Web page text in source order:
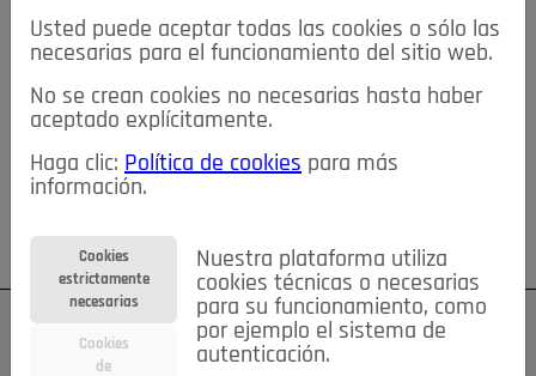
≡NOTICIAS
NOTICIAS SERVICIOS DE INTERÉS
TABLÓN DE ANUNCIOS MIS ANUNCIOS CONTACTO
NOSOTROS
Su cuenta Regístrese ¿Olvidó su contraseña?
Usted puede aceptar todas las cookies o sólo las
necesarias para el funcionamiento del sitio web.
No se crean cookies no necesarias hasta haber
aceptado explícitamente.
Haga clic: Política de cookies para más
información.
Cookies
estrictamente
necesarias
Cookies
de
Nuestra plataforma utiliza
cookies técnicas o necesarias
para su funcionamiento, como
por ejemplo el sistema de
autenticación.